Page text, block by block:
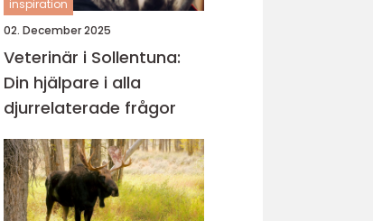
inspiration
02. December 2025
Veterinär i Sollentuna:
Din hjälpare i alla
djurrelaterade frågor